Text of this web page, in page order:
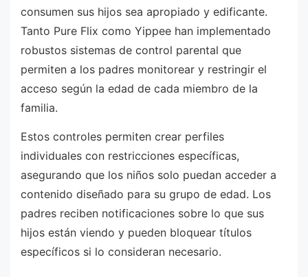
consumen sus hijos sea apropiado y edificante.
Tanto Pure Flix como Yippee han implementado
robustos sistemas de control parental que
permiten a los padres monitorear y restringir el
acceso según la edad de cada miembro de la
familia.
Estos controles permiten crear perfiles
individuales con restricciones específicas,
asegurando que los niños solo puedan acceder a
contenido diseñado para su grupo de edad. Los
padres reciben notificaciones sobre lo que sus
hijos están viendo y pueden bloquear títulos
específicos si lo consideran necesario.